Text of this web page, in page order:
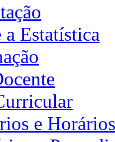
a Estatística
e Horários